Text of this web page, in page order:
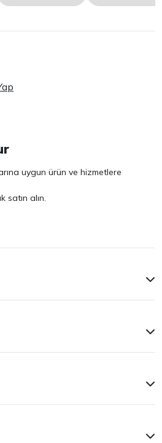
uygun ürün ve hizmetlere
alın.